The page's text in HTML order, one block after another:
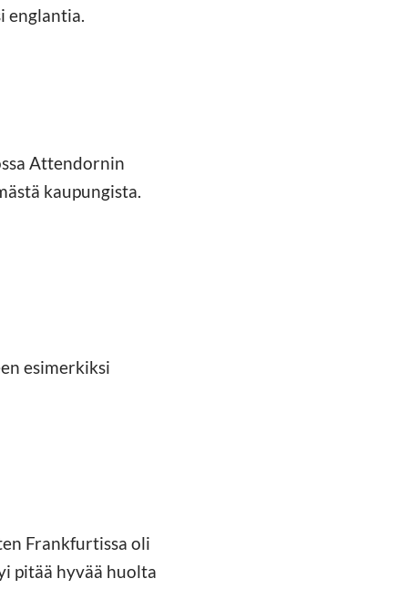
englantia.
Attendornin
kaupungista.
esimerkiksi
Frankfurtissa oli
pitää hyvää huolta